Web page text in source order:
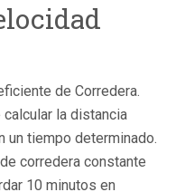
de Corredera.
la distancia
un tiempo determinado.
corredera constante
10 minutos en